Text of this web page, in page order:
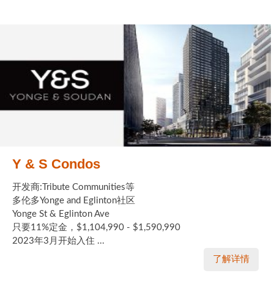
Y & S Condos
开发商:Tribute Communities等
多伦多Yonge and Eglinton社区
Yonge St & Eglinton Ave
只要11%定金，$1,104,990 - $1,590,990
2023年3月开始入住 ...
了解详情